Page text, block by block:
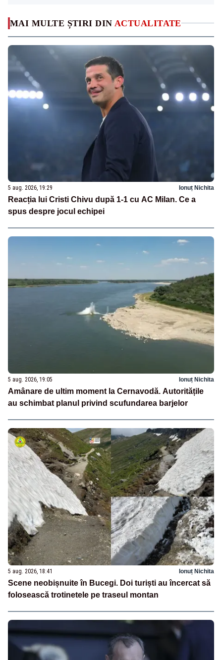
MAI MULTE ȘTIRI DIN ACTUALITATE
5 aug. 2026, 19:29 Ionuț Nichita
Reacția lui Cristi Chivu după 1-1 cu AC Milan. Ce a
spus despre jocul echipei
5 aug. 2026, 19:05 Ionuț Nichita
Amânare de ultim moment la Cernavodă. Autoritățile
au schimbat planul privind scufundarea barjelor
5 aug. 2026, 18:41 Ionuț Nichita
Scene neobișnuite în Bucegi. Doi turiști au încercat să
folosească trotinetele pe traseul montan